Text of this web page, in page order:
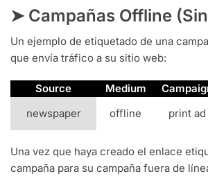
➤ Campañas Offline
Un ejemplo de etiquetado de una
que envía tráfico a su sitio web:
Source Medium
newspaper
offline print ad
Una vez que haya creado el enlace
campaña para su campaña fuera de